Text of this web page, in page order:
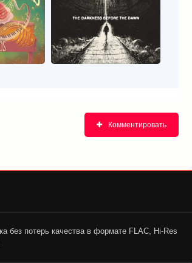
Комментировать
без потерь качества в формате FLAC, Hi-Res